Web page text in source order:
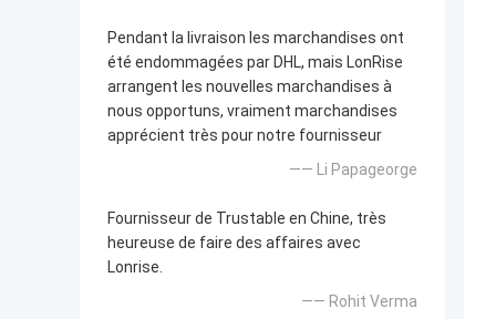
Pendant la livraison les marchandises ont
été endommagées par DHL, mais LonRise
arrangent les nouvelles marchandises à
nous opportuns, vraiment marchandises
apprécient très pour notre fournisseur
—— Li Papageorge
Fournisseur de Trustable en Chine, très
heureuse de faire des affaires avec
Lonrise.
—— Rohit Verma